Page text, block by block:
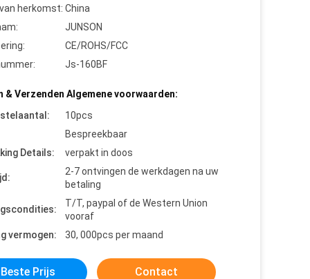
herkomst: China
JUNSON
CE/ROHS/FCC
Js-160BF
& Verzenden Algemene voorwaarden:
10pcs
Bespreekbaar
Details:
verpakt in doos
2-7 ontvingen de werkdagen na uw
betaling
T/T, paypal of de Western Union
vooraf
vermogen:
30, 000pcs per maand
Beste Prijs Contact